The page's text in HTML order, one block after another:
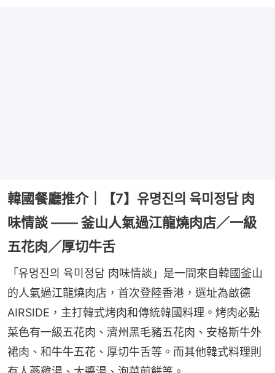
韓國餐廳推介｜【7】유명진의 육미정담 肉
味情談 —— 釜山人氣過江龍燒肉店／一級
五花肉／厚切牛舌
「유명진의 육미정담 肉味情談」是一間來自韓國釜山
的人氣過江龍燒肉店，首次登陸香港，選址為啟德
AIRSIDE，主打韓式烤肉和傳統韓國料理。烤肉必點
菜色有一級五花肉、濟州黑毛豬五花肉、安格斯牛外
裙肉、和牛牛五花、厚切牛舌等。而其他韓式料理則